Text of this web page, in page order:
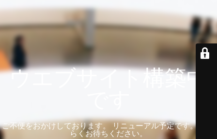
ウエブサイト構築中
ご不便をおかけしております。 リニューアル予定です。 しば
らくお待ちください。